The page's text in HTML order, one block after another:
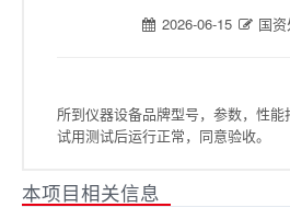
2026-06-15 国资
所到仪器设备品牌型号，参数，性
试用测试后运行正常，同意验收。
本项目相关信息